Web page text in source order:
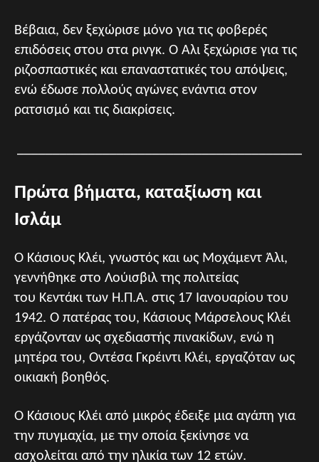
Βέβαια, δεν ξεχώρισε μόνο για τις φοβερές
επιδόσεις στου στα ρινγκ. Ο Άλι ξεχώρισε για τις
ριζοσπαστικές και επαναστατικές του απόψεις,
ενώ έδωσε πολλούς αγώνες ενάντια στον
ρατσισμό και τις διακρίσεις.
Πρώτα βήματα, καταξίωση και
Ισλάμ
Ο Κάσιους Κλέι, γνωστός και ως Μοχάμεντ Άλι,
γεννήθηκε στο Λούισβιλ της πολιτείας
του Κεντάκι των Η.Π.Α. στις 17 Ιανουαρίου του
1942. Ο πατέρας του, Κάσιους Μάρσελους Κλέι
εργάζονταν ως σχεδιαστής πινακίδων, ενώ η
μητέρα του, Οντέσα Γκρέιντι Κλέι, εργαζόταν ως
οικιακή βοηθός.
Ο Κάσιους Κλέι από μικρός έδειξε μια αγάπη για
την πυγμαχία, με την οποία ξεκίνησε να
ασχολείται από την ηλικία των 12 ετών.